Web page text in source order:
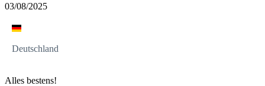
03/08/2025
Deutschland
Alles bestens!